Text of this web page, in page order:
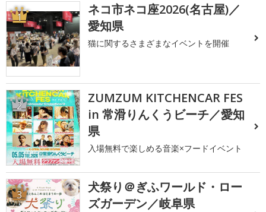
1
ネコ市ネコ座2026(名古屋)／
愛知県
猫に関するさまざまなイベントを開催
2
ZUMZUM KITCHENCAR FES
in 常滑りんくうビーチ／愛知
県
入場無料で楽しめる音楽×フードイベント
3
犬祭り＠ぎふワールド・ロー
ズガーデン／岐阜県